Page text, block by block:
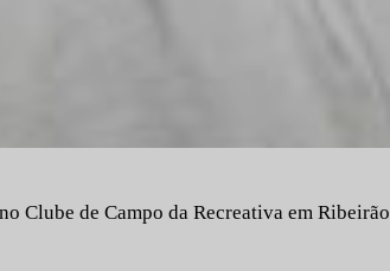
Clube de Campo da Recreativa em Ribeirão